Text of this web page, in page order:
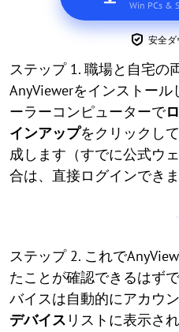
Win PCs &
安全ダ
ステップ 1. 職場と自宅の
AnyViewerをインストー
ーラーコンピューターで
インアップをクリックし
成します（すでに公式ウ
合は、直接ログインできま
ステップ 2. これで
たことが確認できるはず
バイスは自動的にアカウ
デバイス リストに表示され